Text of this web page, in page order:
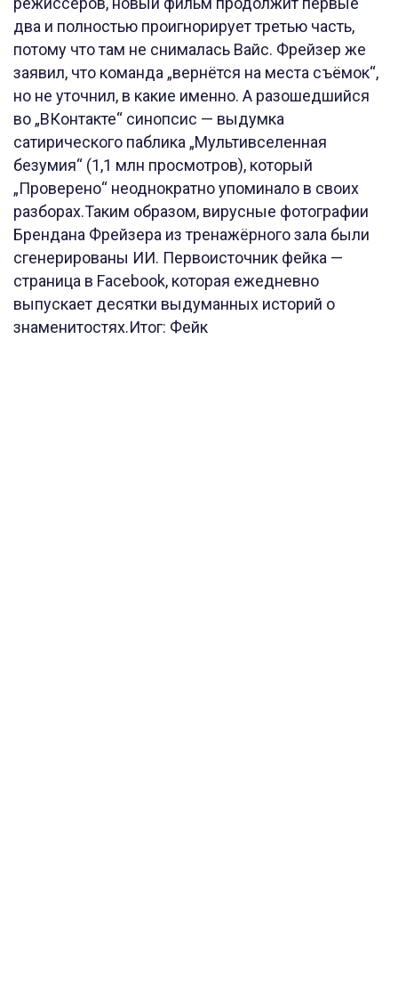
два и полностью проигнорирует третью часть,
потому что там не снималась Вайс. Фрейзер же
заявил, что команда „вернётся на места съёмок“,
но не уточнил, в какие именно. А разошедшийся
во „ВКонтакте“ синопсис — выдумка
сатирического паблика „Мультивселенная
безумия“ (1,1 млн просмотров), который
„Проверено“ неоднократно упоминало в своих
разборах.Таким образом, вирусные фотографии
Брендана Фрейзера из тренажёрного зала были
сгенерированы ИИ. Первоисточник фейка —
страница в Facebook, которая ежедневно
выпускает десятки выдуманных историй о
знаменитостях.Итог: Фейк